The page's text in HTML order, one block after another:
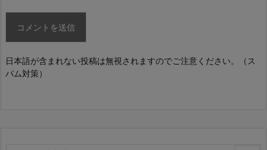
日本語が含まれない投稿は無視されますのでご注意ください。（ス
パム対策）